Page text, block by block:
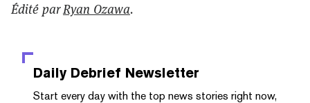
Édité parRyan Ozawa.
Daily Debrief Newsletter
Start every day with the top news stories right now,